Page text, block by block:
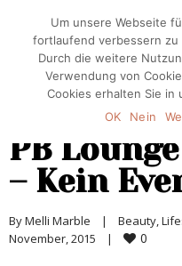
PB
– Kein
By Melli Marble | Beauty,
November, 2015
| 0
Um unsere Webseite
fortlaufend verbessern
Durch die weitere
Verwendung von
Cookies erhalten Sie in
OK
Nein